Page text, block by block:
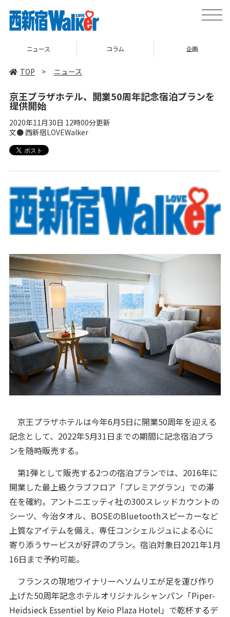
toggle
ニュース コラム 企画
TOP > ニュース
京王プラザホテル、開業50周年記念宿泊プランを
提供開始
2020年11月30日 12時00分更新
文● 西新宿LOVEWalker
京王プラザホテルは今年6月5日に開業50周年を迎える
記念として、2022年5月31日までの期間に記念宿泊プラ
ンを随時販売する。
第1弾として販売する2つの宿泊プランでは、2016年に
開業した最上級クラブフロア「プレミアグラン」での滞
在を確約。アントニエッティ社の300スレッドカウントの
シーツ、今治タオル、BOSEのBluetoothスピーカーなど
上質なアイテムを備え、専任コンシェルジュによる心に
寄り添うサービスが好評のプラン。宿泊対象日2021年1月
16日まで予約可能。
フランスの現地ワイナリーへソムリエが足を運び作り
上げた50周年記念ホテルオリジナルシャンパン「Piper-
Heidsieck Essentiel by Keio Plaza Hotel」で乾杯するデ